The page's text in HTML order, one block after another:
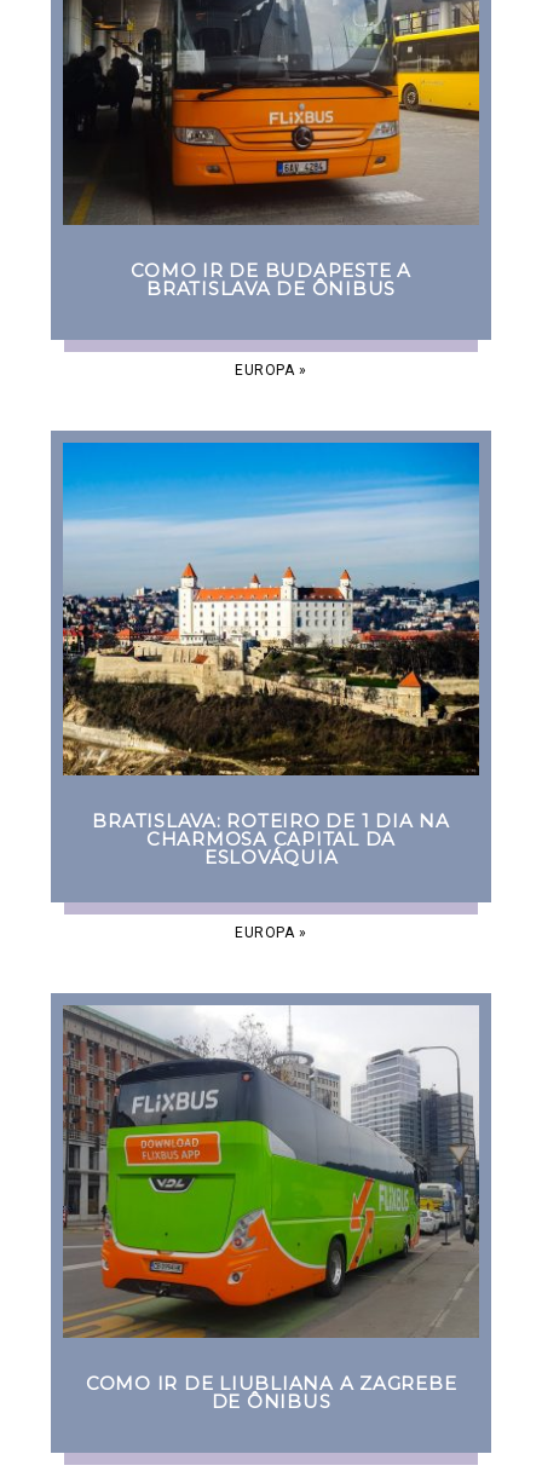
COMO IR DE BUDAPESTE A
BRATISLAVA DE ÔNIBUS
EUROPA »
BRATISLAVA: ROTEIRO DE 1 DIA NA
CHARMOSA CAPITAL DA
ESLOVÁQUIA
EUROPA»
COMO IR DE LIUBLIANA A ZAGREBE
DE ÔNIBUS